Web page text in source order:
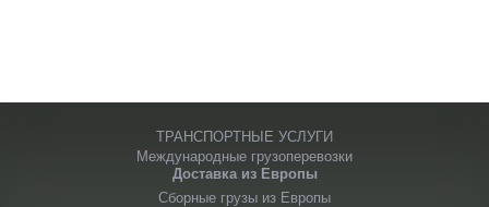
ТРАНСПОРТНЫЕ УСЛУГИ
Международные грузоперевозки
Доставка из Европы
Сборные грузы из Европы